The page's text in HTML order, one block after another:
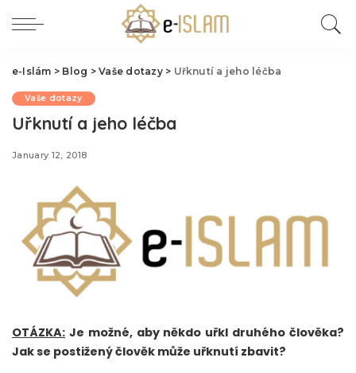
e-Islám > Blog >Vaše dotazy> Uřknutí a jeho léčba
Vaše dotazy
Uřknutí a jeho léčba
January 12, 2018
OTÁZKA: Je možné, aby někdo uřkl druhého člověka?
Jak se postižený člověk může uřknutí zbavit?